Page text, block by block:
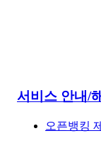
서비스 안내/
오픈뱅킹